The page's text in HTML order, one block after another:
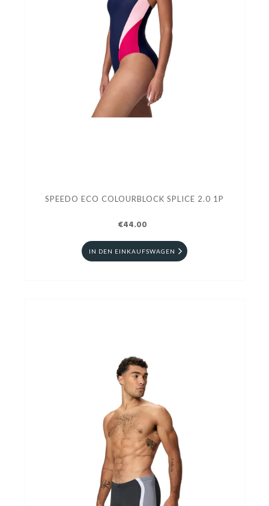
SPEEDO ECO COLOURBLOCK SPLICE 2.0 1P
€44.00
IN DEN EINKAUFSWAGEN